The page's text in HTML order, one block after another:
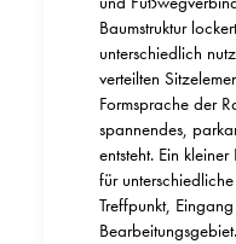
Baumstruktur
unterschiedlich
verteilten
Formsprache der
spannendes,
entsteht. Ein
für
Treffpunkt,
Bearbeitungsgebiet.